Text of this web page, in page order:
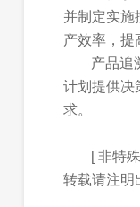
并制定实施
产效率，提
产品追
计划提供决
求。
[ 非特
转载请注明